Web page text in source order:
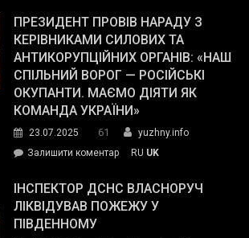
Street
Journal.
Південному
працівникам
ОПЗ
з
матеріального
резерву
гуманітарну
допомогу
ПРЕЗИДЕНТ ПРОВІВ НАРАДУ З
КЕРІВНИКАМИ СИЛОВИХ ТА
АНТИКОРУПЦІЙНИХ ОРГАНІВ: «НАШ
СПІЛЬНИЙ ВОРОГ — РОСІЙСЬКІ
ОКУПАНТИ. МАЄМО ДІЯТИ ЯК
КОМАНДА УКРАЇНИ»
23.07.2025 61
yuzhny.info
Залишити коментарon
провів
нараду
RU UK
ІНСПЕКТОР ДСНС ВЛАСНОРУЧ
ЛІКВІДУВАВ ПОЖЕЖУ У
ПІВДЕННОМУ